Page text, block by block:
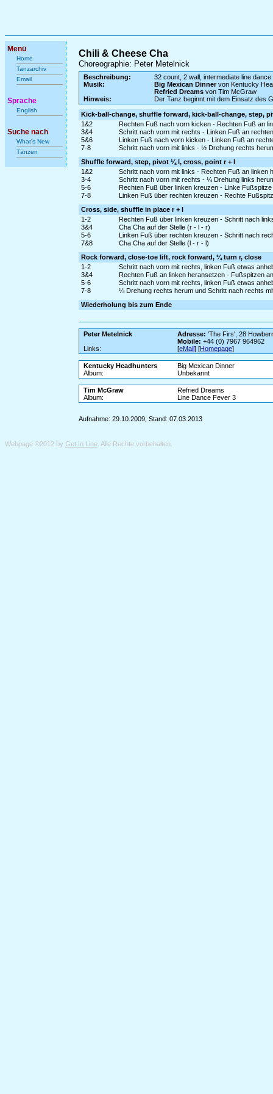
Menü
Home
Tanzarchiv
Email
Sprache
English
Suche nach
What's New
Tänzen
Chili & Cheese Cha
Choreographie: Peter Metelnick
Beschreibung:
32 count, 2 wall, intermediate line dance
Musik:
Big Mexican Dinnervon Kentucky
Refried Dreamsvon Tim McGraw
Hinweis:
Der Tanz beginnt mit dem Einsatz des
Kick-ball-change, shuffle forward, kick-ball-change, step,
1&2
Rechten Fuß nach vorn kicken - Rechten Fuß an
3&4
Schritt nach vorn mit rechts - Linken Fuß an
5&6
Linken Fuß nach vorn kicken - Linken Fuß an
7-8
Schritt nach vorn mit links - ½ Drehung rechts
Shuffle forward, step, pivot ¼ l, cross, point r + l
1&2
Schritt nach vorn mit links - Rechten Fuß an linken
3-4
Schritt nach vorn mit rechts - ¼ Drehung links
5-6
Rechten Fuß über linken kreuzen - Linke Fußspitze
7-8
Linken Fuß über rechten kreuzen - Rechte
Cross, side, shuffle in place r + l
1-2
Rechten Fuß über linken kreuzen - Schritt nach
3&4
Cha Cha auf der Stelle (r - l - r)
5-6
Linken Fuß über rechten kreuzen - Schritt nach
7&8
Cha Cha auf der Stelle (l - r - l)
Rock forward, close-toe lift, rock forward, ¼ turn r, close
1-2
Schritt nach vorn mit rechts, linken Fuß etwas
3&4
Rechten Fuß an linken heransetzen - Fußspitzen
5-6
Schritt nach vorn mit rechts, linken Fuß etwas
7-8
¼ Drehung rechts herum und Schritt nach rechts
Wiederholung bis zum Ende
Peter Metelnick Adresse: 'The Firs', 28
Mobile: +44 (0) 7967 964962
Links:
[eMail] [Homepage]
Kentucky Headhunters
Big Mexican Dinner
Album:
Unbekannt
Tim McGraw
Refried Dreams
Album:
Line Dance Fever 3
Aufnahme: 29.10.2009; Stand: 07.03.2013
Webpage ©2012 by Get In Line . Alle Rechte vorbehalten.